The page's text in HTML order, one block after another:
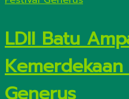
LDII Batu